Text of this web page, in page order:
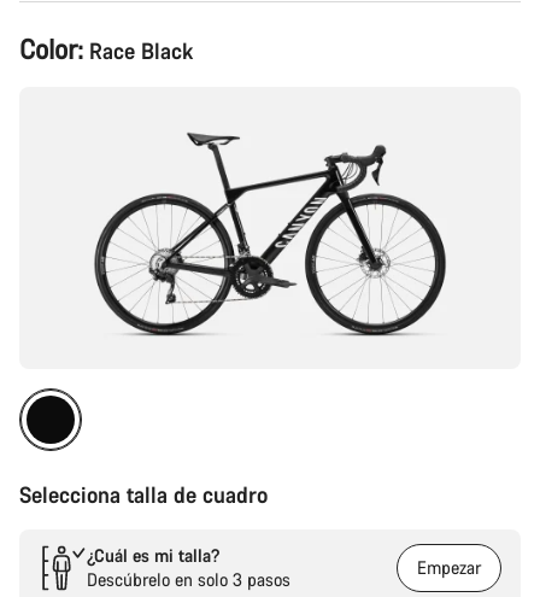
Configuración
del
Color: Race Black
Selecciona talla de cuadro
¿Cuál es mi talla?
Descúbrelo en solo 3 pasos
Empezar